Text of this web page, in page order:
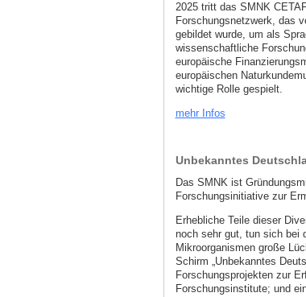
2025 tritt das SMNK
Forschungsnetzwerk, das
gebildet wurde, um als
wissenschaftliche
europäische
europäischen
wichtige Rolle gespielt.
mehr Infos
Unbekanntes
Das SMNK ist
Forschungsinitiative zur
Erhebliche Teile dieser
noch sehr gut, tun sich bei
Mikroorganismen große
Schirm „Unbekanntes
Forschungsprojekten zur
Forschungsinstitute; und